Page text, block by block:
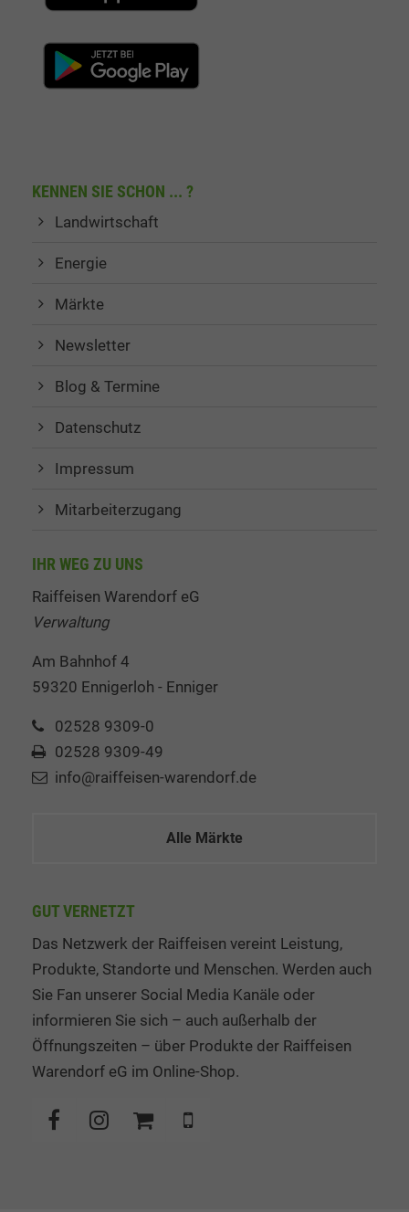
KENNEN SIE SCHON ... ?
Landwirtschaft
Energie
Märkte
Newsletter
Blog & Termine
Datenschutz
Impressum
Mitarbeiterzugang
IHR WEG ZU UNS
Raiffeisen Warendorf eG
Verwaltung
Am Bahnhof 4
59320 Ennigerloh - Enniger
02528 9309-0
02528 9309-49
info@raiffeisen-warendorf.de
Alle Märkte
GUT VERNETZT
Das Netzwerk der Raiffeisen vereint Leistung,
Produkte, Standorte und Menschen. Werden auch
Sie Fan unserer Social Media Kanäle oder
informieren Sie sich – auch außerhalb der
Öffnungszeiten – über Produkte der Raiffeisen
Warendorf eG im Online-Shop.